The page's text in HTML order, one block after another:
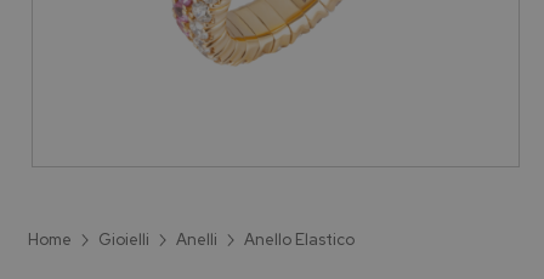
Home Gioielli Anelli Anello Elastico